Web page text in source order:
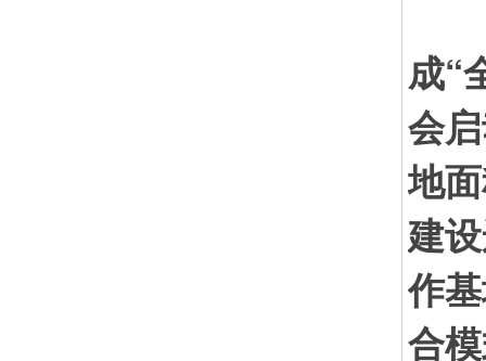
成“
会
地
建
作
合